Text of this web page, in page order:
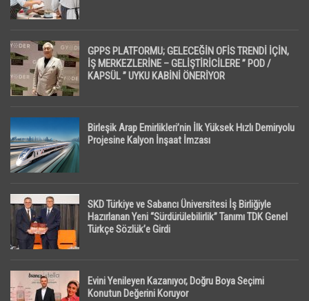
GPPS PLATFORMU; GELECEĞİN OFİS TRENDİ İÇİN,
İŞ MERKEZLERİNE – GELİŞTİRİCİLERE ” POD /
KAPSÜL ” UYKU KABİNİ ÖNERİYOR
Birleşik Arap Emirlikleri’nin İlk Yüksek Hızlı Demiryolu
Projesine Kalyon İnşaat İmzası
SKD Türkiye ve Sabancı Üniversitesi İş Birliğiyle
Hazırlanan Yeni “Sürdürülebilirlik” Tanımı TDK Genel
Türkçe Sözlük’e Girdi
Evini Yenileyen Kazanıyor, Doğru Boya Seçimi
Konutun Değerini Koruyor